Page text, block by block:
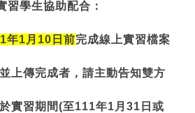
習學生協助配合：
年1月10日前完成線上實習檔案
上傳完成者，請主動告知雙方
實習期間(至111年1月31日或